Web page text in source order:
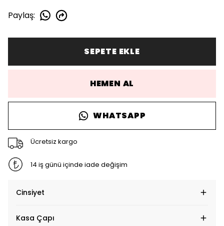
Paylaş:
SEPETE EKLE
HEMEN AL
WHATSAPP
Ücretsiz kargo
14 iş günü içinde iade değişim
Cinsiyet
Kasa Çapı